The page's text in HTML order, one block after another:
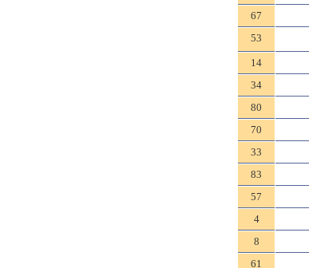
67
53
14
34
80
70
33
83
57
4
8
61